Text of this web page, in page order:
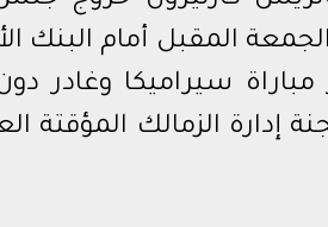
المقبل أمام البنك
سيراميكا وغادر
إدارة الزمالك المؤقتة